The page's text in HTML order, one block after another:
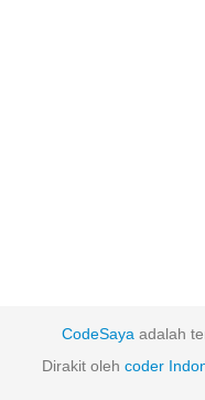
CodeSaya adalah
Dirakit oleh coder